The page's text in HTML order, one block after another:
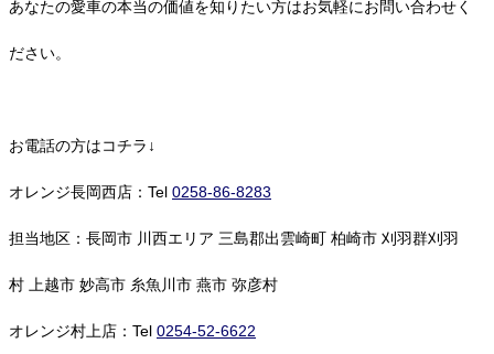
あなたの愛車の本当の価値を知りたい方はお気軽にお問い合わせく
ださい。
お電話の方はコチラ↓
オレンジ長岡西店：Tel 0258-86-8283
担当地区：長岡市 川西エリア 三島郡出雲崎町 柏崎市 刈羽群刈羽
村 上越市 妙高市 糸魚川市 燕市 弥彦村
オレンジ村上店：Tel 0254-52-6622